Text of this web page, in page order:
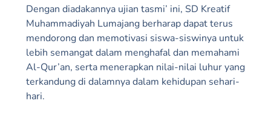
Dengan diadakannya ujian tasmi’ ini, SD Kreatif
Muhammadiyah Lumajang berharap dapat terus
mendorong dan memotivasi siswa-siswinya untuk
lebih semangat dalam menghafal dan memahami
Al-Qur’an, serta menerapkan nilai-nilai luhur yang
terkandung di dalamnya dalam kehidupan sehari-
hari.